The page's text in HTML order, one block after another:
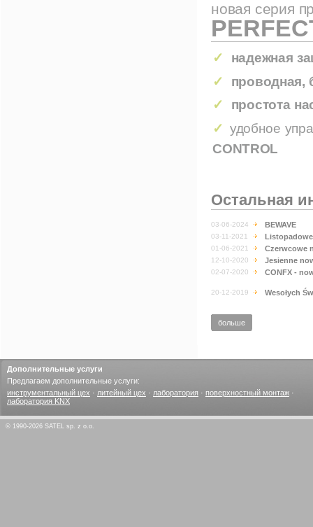
новая серия
✓
надежная
✓
проводная,
✓
простота
✓ удобное
CONTROL
Остальная
03-06-2024 BEWAVE
03-11-2021
01-06-2021 Czerwcowe
12-10-2020 Jesienne
02-07-2020 CONFX -
20-12-2019 Wesołych
больше
Дополнительные услуги
Предлагаем дополнительные услуги:
инструментальный цех · литейный цех · лаборатория · поверхностный монтаж ·
лаборатория KNX
© 1990-2026 SATEL sp. z o.o.